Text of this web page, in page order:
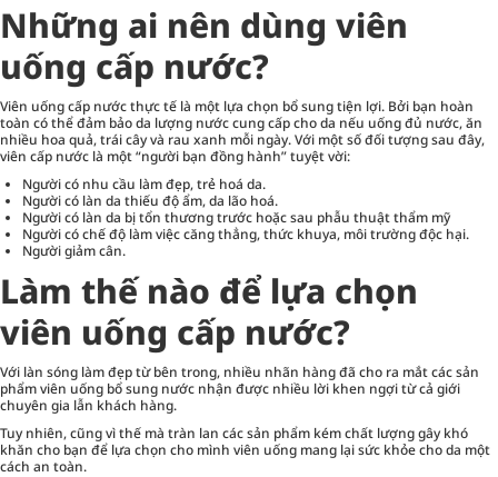
Những ai nên dùng viên
uống cấp nước?
Viên uống cấp nước thực tế là một lựa chọn bổ sung tiện lợi. Bởi bạn hoàn
toàn có thể đảm bảo da lượng nước cung cấp cho da nếu uống đủ nước, ăn
nhiều hoa quả, trái cây và rau xanh mỗi ngày. Với một số đối tượng sau đây,
viên cấp nước là một “người bạn đồng hành” tuyệt vời:
Người có nhu cầu làm đẹp, trẻ hoá da.
Người có làn da thiếu độ ẩm, da lão hoá.
Người có làn da bị tổn thương trước hoặc sau phẫu thuật thẩm mỹ
Người có chế độ làm việc căng thẳng, thức khuya, môi trường độc hại.
Người giảm cân.
Làm thế nào để lựa chọn
viên uống cấp nước?
Với làn sóng làm đẹp từ bên trong, nhiều nhãn hàng đã cho ra mắt các sản
phẩm viên uống bổ sung nước nhận được nhiều lời khen ngợi từ cả giới
chuyên gia lẫn khách hàng.
Tuy nhiên, cũng vì thế mà tràn lan các sản phẩm kém chất lượng gây khó
khăn cho bạn để lựa chọn cho mình viên uống mang lại sức khỏe cho da một
cách an toàn.